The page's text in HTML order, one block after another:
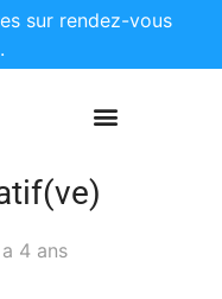
sur rendez-vous
4 ans